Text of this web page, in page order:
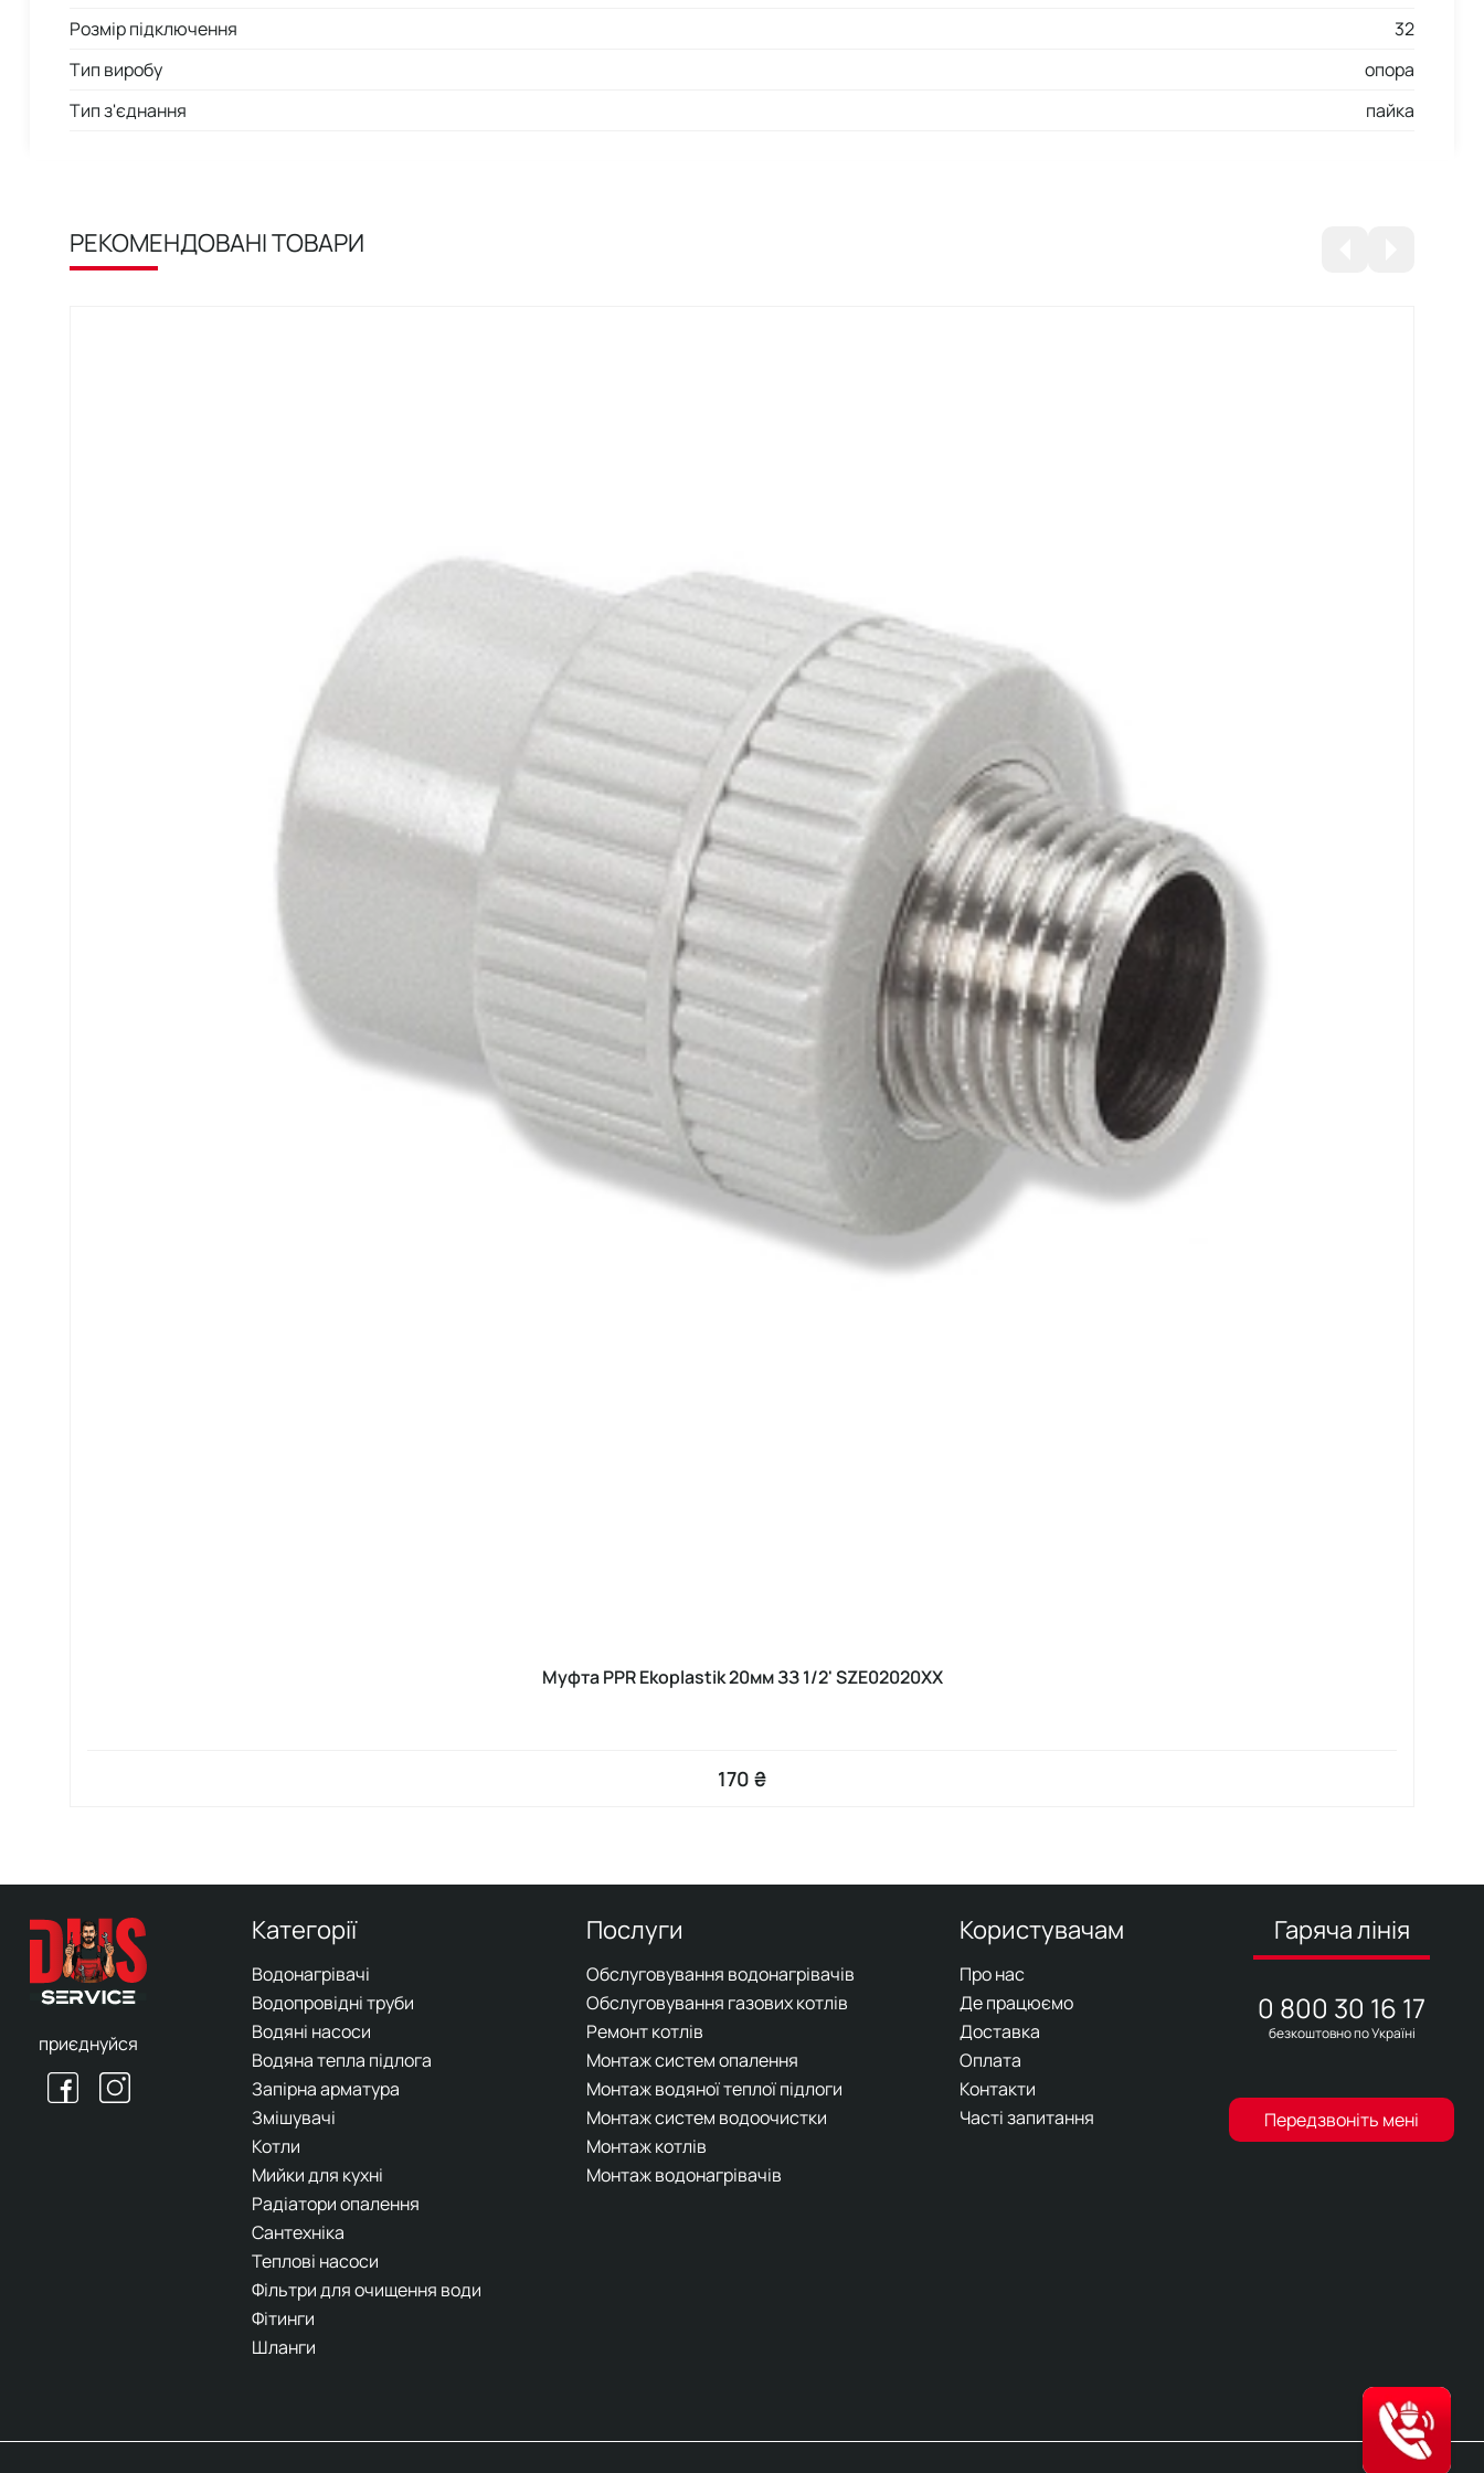
Розмір підключення
32
Тип виробу
опора
Тип з'єднання
пайка
РЕКОМЕНДОВАНІ ТОВАРИ
Муфта PPR Ekoplastik 20мм ЗЗ 1/2' SZE02020XX
170 ₴
приєднуйся
Категорії
Водонагрівачі
Водопровідні труби
Водяні насоси
Водяна тепла підлога
Запірна арматура
Змішувачі
Котли
Мийки для кухні
Радіатори опалення
Сантехніка
Теплові насоси
Фільтри для очищення води
Фітинги
Шланги
Послуги
Обслуговування водонагрівачів
Обслуговування газових котлів
Ремонт котлів
Монтаж систем опалення
Монтаж водяної теплої підлоги
Монтаж систем водоочистки
Монтаж котлів
Монтаж водонагрівачів
Користувачам
Про нас
Де працюємо
Доставка
Оплата
Контакти
Часті запитання
Гаряча лінія
0 800 30 16 17
безкоштовно по Україні
Передзвоніть мені